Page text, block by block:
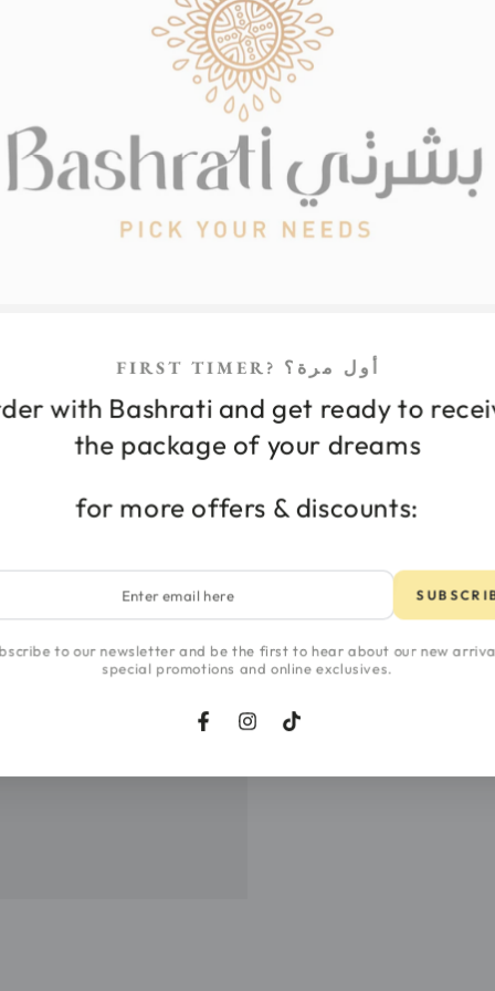
FIRST TIMER? أول مرة؟
with Bashrati and get ready to
the package of your dreams
for more offers & discounts:
to our newsletter and be the first to hear about our new
special promotions and online exclusives.
FacebookInstagram
TikTok